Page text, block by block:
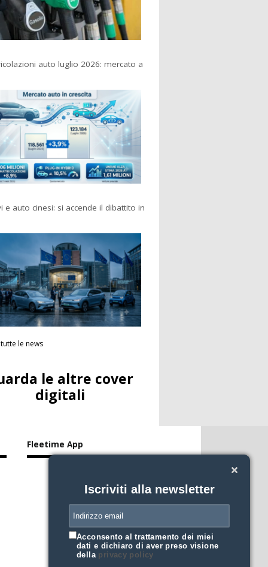
auto luglio 2026: mercato a
e auto cinesi: si accende il dibattito in
le news
Iscriviti alla newsletter
Acconsento al trattamento dei miei
dati e dichiaro di aver preso visione
della privacy policy
le altre cover
digitali
Fleetime App